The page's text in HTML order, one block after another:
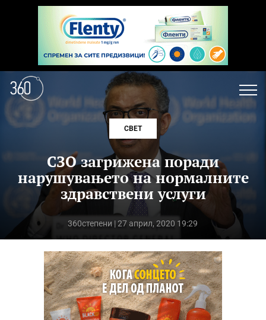
СВЕТ
СЗО загрижена поради
нарушувањето на нормалните
здравствени услуги
360степени | 27 април, 2020 19:29